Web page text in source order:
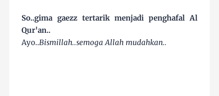
So..gima gaezz tertarik menjadi penghafal Al
Qur'an..
Ayo..Bismillah..semoga Allah mudahkan..